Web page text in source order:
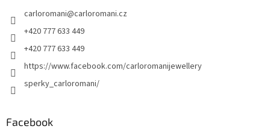
carloromani@carloromani.cz
+420 777 633 449
+420 777 633 449
https://www.facebook.com/carloromanijewellery
sperky_carloromani/
Facebook